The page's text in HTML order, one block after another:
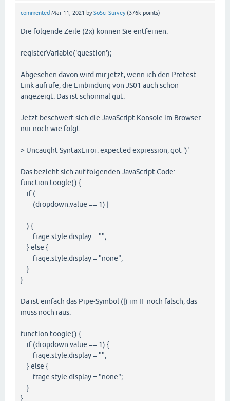
commented Mar 11, 2021 bySoSci Survey (376k points)
Die folgende Zeile (2x) können Sie entfernen:
registerVariable('question');
Abgesehen davon wird mir jetzt, wenn ich den Pretest-
Link aufrufe, die Einbindung von JS01 auch schon
angezeigt. Das ist schonmal gut.
Jetzt beschwert sich die JavaScript-Konsole im Browser
nur noch wie folgt:
> Uncaught SyntaxError: expected expression, got ')'
Das bezieht sich auf folgenden JavaScript-Code:
function toogle() {
if (
(dropdown.value == 1) |
) {
frage.style.display = "";
} else {
frage.style.display = "none";
}
}
Da ist einfach das Pipe-Symbol (|) im IF noch falsch, das
muss noch raus.
function toogle() {
if (dropdown.value == 1) {
frage.style.display = "";
} else {
frage.style.display = "none";
}
}